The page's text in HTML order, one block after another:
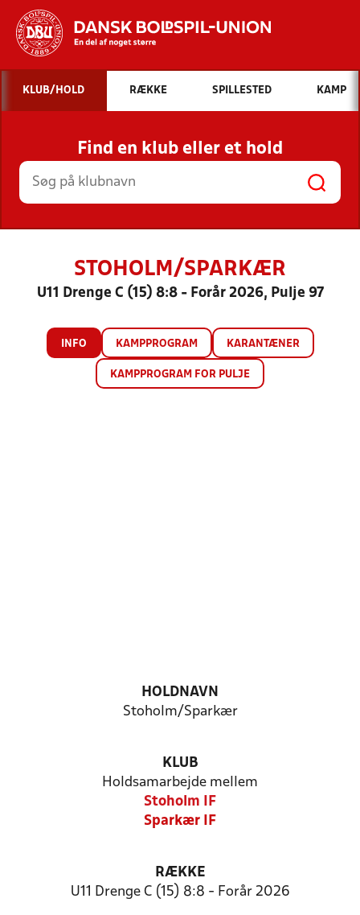
Hvad vil du søge efter?
INDHOLD OG NYHEDER
STILLINGER, RESULTATER, KLUBBER OG
HOLD
KLUB/HOLD RÆKKE SPILLESTED KAMP
Find en klub eller et hold
STOHOLM/SPARKÆR
U11 Drenge C (15) 8:8 - Forår 2026, Pulje 97
INFO KAMPPROGRAM KARANTÆNER
KAMPPROGRAM FOR PULJE
HOLDNAVN
Stoholm/Sparkær
KLUB
Holdsamarbejde mellem
Stoholm IF
Sparkær IF
RÆKKE
U11 Drenge C (15) 8:8 - Forår 2026